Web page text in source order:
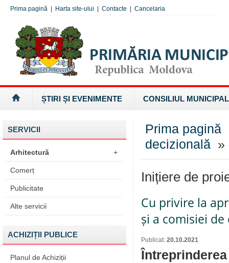
Prima pagină Harta site-ului Contacte Cancelaria
ȘTIRI ȘI EVENIMENTE CONSILIUL MUNICIPAL
SERVICII
Arhitectură +
Comerț
Publicitate
Alte servicii
ACHIZIȚII PUBLICE
Planul de Achiziții
Prima pagină
decizională »
Inițiere de
Cu privire la
și a comisiei de
Publicat: 20.10.2021